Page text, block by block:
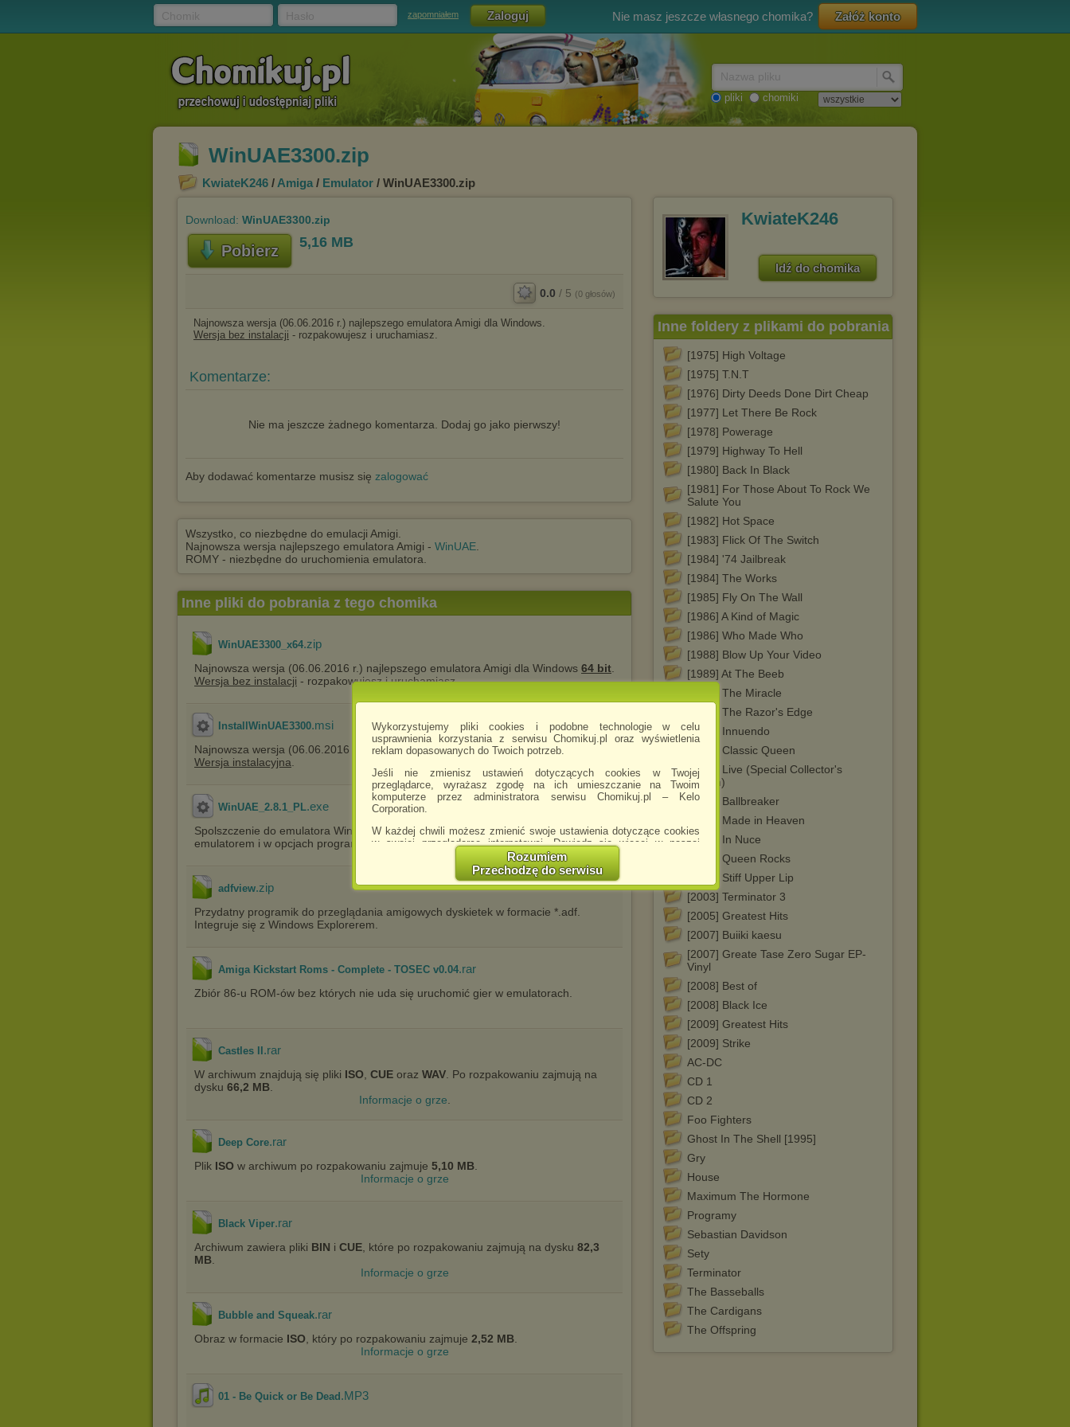
Wykorzystujemy pliki cookies i podobne technologie w celu
usprawnienia korzystania z serwisu Chomikuj.pl oraz wyświetlenia
reklam dopasowanych do Twoich potrzeb.
Jeśli nie zmienisz ustawień dotyczących cookies w Twojej
przeglądarce, wyrażasz zgodę na ich umieszczanie na Twoim
komputerze przez administratora serwisu Chomikuj.pl – Kelo
Corporation.
W każdej chwili możesz zmienić swoje ustawienia dotyczące cookies
w swojej przeglądarce internetowej. Dowiedz się więcej w naszej
http://chomikuj.pl/PolitykaPrywatnosci.aspx
Jednocześnie informujemy że zmiana ustawień przeglądarki może
spowodować ograniczenie korzystania ze strony Chomikuj.pl.
W przypadku braku twojej zgody na akceptację cookies niestety
prosimy o opuszczenie serwisu chomikuj.pl.
(dostosowanie reklam do Twoich potrzeb, analiza skuteczności działań
marketingowych).
Wyrażenie sprzeciwu spowoduje, że wyświetlana Ci reklama nie
będzie dopasowana do Twoich preferencji, a będzie to reklama
Istnieje możliwość zmiany ustawień przeglądarki internetowej w
sposób uniemożliwiający przechowywanie plików cookies na
urządzeniu końcowym. Można również usunąć pliki cookies,
dokonując odpowiednich zmian w ustawieniach przeglądarki
Pełną informację na ten temat znajdziesz pod adresem
Rozumiem
Przechodzę do serwisu
zapomniałem Nie masz jeszcze własnego chomika? Załóż konto
pliki chomiki
WinUAE3300.zip
KwiateK246 / Amiga / Emulator / WinUAE3300.zip
Download: WinUAE3300.zip
Pobierz 5,16 MB
0.0 / 5 (0 głosów)
Najnowsza wersja (06.06.2016 r.) najlepszego emulatora Amigi dla Windows.
Wersja bez instalacji - rozpakowujesz i uruchamiasz.
Komentarze:
Nie ma jeszcze żadnego komentarza. Dodaj go jako pierwszy!
Aby dodawać komentarze musisz się zalogować
KwiateK246
Idź do chomika
Inne foldery z plikami do pobrania
[1975] High Voltage
[1975] T.N.T
[1976] Dirty Deeds Done Dirt Cheap
[1977] Let There Be Rock
[1978] Powerage
[1979] Highway To Hell
[1980] Back In Black
[1981] For Those About To Rock We
Salute You
[1982] Hot Space
[1983] Flick Of The Switch
[1984] '74 Jailbreak
[1984] The Works
[1985] Fly On The Wall
[1986] A Kind of Magic
[1986] Who Made Who
[1988] Blow Up Your Video
[1989] At The Beeb
[1989] The Miracle
[1990] The Razor's Edge
[1991] Innuendo
[1992] Classic Queen
[1992] Live (Special Collector's
Edition)
[1995] Ballbreaker
[1995] Made in Heaven
[1996] In Nuce
[1997] Queen Rocks
[2000] Stiff Upper Lip
[2003] Terminator 3
[2005] Greatest Hits
[2007] Buiiki kaesu
[2007] Greate Tase Zero Sugar EP-
Vinyl
[2008] Best of
[2008] Black Ice
[2009] Greatest Hits
[2009] Strike
AC-DC
CD 1
CD 2
Foo Fighters
Ghost In The Shell [1995]
Gry
House
Maximum The Hormone
Programy
Sebastian Davidson
Sety
Terminator
The Basseballs
The Cardigans
The Offspring
Wszystko, co niezbędne do emulacji Amigi.
Najnowsza wersja najlepszego emulatora Amigi - WinUAE
ROMY - niezbędne do uruchomienia emulatora.
Inne pliki do pobrania z tego chomika
WinUAE3300_x64.zip
Najnowsza wersja (06.06.2016 r.) najlepszego emulatora Amigi dla Windows 64 bit
Wersja bez instalacji - rozpakowujesz i uruchamiasz.
InstallWinUAE3300.msi
Najnowsza wersja (06.06.2016 r.) najlepszego emulatora Amigi dla Windows.
Wersja instalacyjna
WinUAE_2.8.1_PL.exe
Spolszczenie do emulatora WinUAE. Plik należy rozpakować w katalogu z
emulatorem i w opcjach programu ustawić odpowiedni język.
adfview.zip
Przydatny programik do przeglądania amigowych dyskietek w formacie *.adf.
Integruje się z Windows Explorerem.
Amiga Kickstart Roms - Complete - TOSEC v0.04.rar
Zbiór 86-u ROM-ów bez których nie uda się uruchomić gier w emulatorach.
Castles II .rar
W archiwum znajdują się pliki ISO CUE oraz WAV . Po rozpakowaniu zajmują na
dysku 66,2 MB
Informacje o grze
Deep Core.rar
Plik ISO w archiwum po rozpakowaniu zajmuje 5,10 MB
Informacje o grze
Black Viper.rar
Archiwum zawiera pliki BIN i CUE , które po rozpakowaniu zajmują na dysku 82,3
MB
Informacje o grze
Bubble and Squeak.rar
Obraz w formacie ISO , który po rozpakowaniu zajmuje 2,52 MB
Informacje o grze
01 - Be Quick or Be Dead .MP3